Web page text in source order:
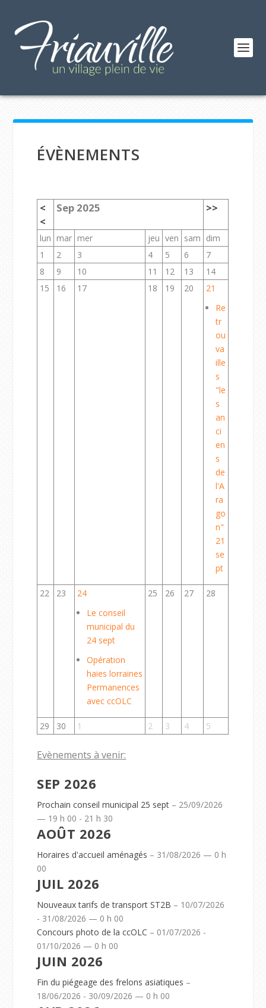
ÉVÈNEMENTS
<
<
Sep 2025 >>
lun mar mer jeu ven sam dim
1
2 3 4 5 6
7
8
9 10 11 12 13
14
15
16 17 18 19 20
21
Re
tr
ou
va
ille
s
"le
s
an
ci
en
s
de
l'A
ra
go
n"
21
se
pt
22 23
24
Le conseil
municipal du
24 sept
Opération
haies lorraines
Permanences
avec ccOLC
25 26 27 28
29 30 1 2 3 4 5
Evènements à venir:
SEP 2026
Prochain conseil municipal 25 sept – 25/09/2026
— 19 h 00 - 21 h 30
AOÛT 2026
Horaires d'accueil aménagés – 31/08/2026 — 0 h
00
JUIL 2026
Nouveaux tarifs de transport ST2B – 10/07/2026
- 31/08/2026 — 0 h 00
Concours photo de la ccOLC – 01/07/2026 -
01/10/2026 — 0 h 00
JUIN 2026
Fin du piégeage des frelons asiatiques –
18/06/2026 - 30/09/2026 — 0 h 00